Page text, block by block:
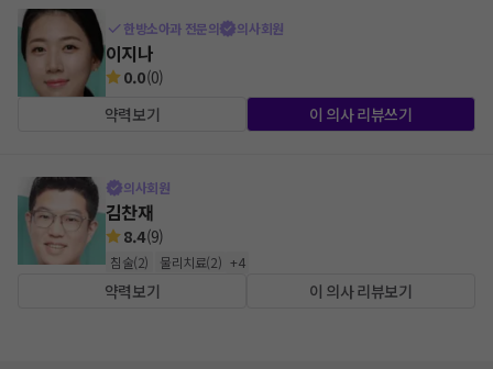
한방소아과 전문의 의사회원
이지나
0.0(0)
약력보기
이 의사 리뷰쓰기
의사회원
김찬재
8.4(9)
침술(2) 물리치료(2) +4
약력보기 이 의사 리뷰보기